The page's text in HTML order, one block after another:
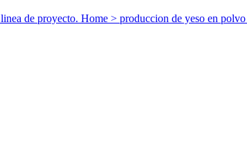
de proyecto. Home > produccion de yeso en